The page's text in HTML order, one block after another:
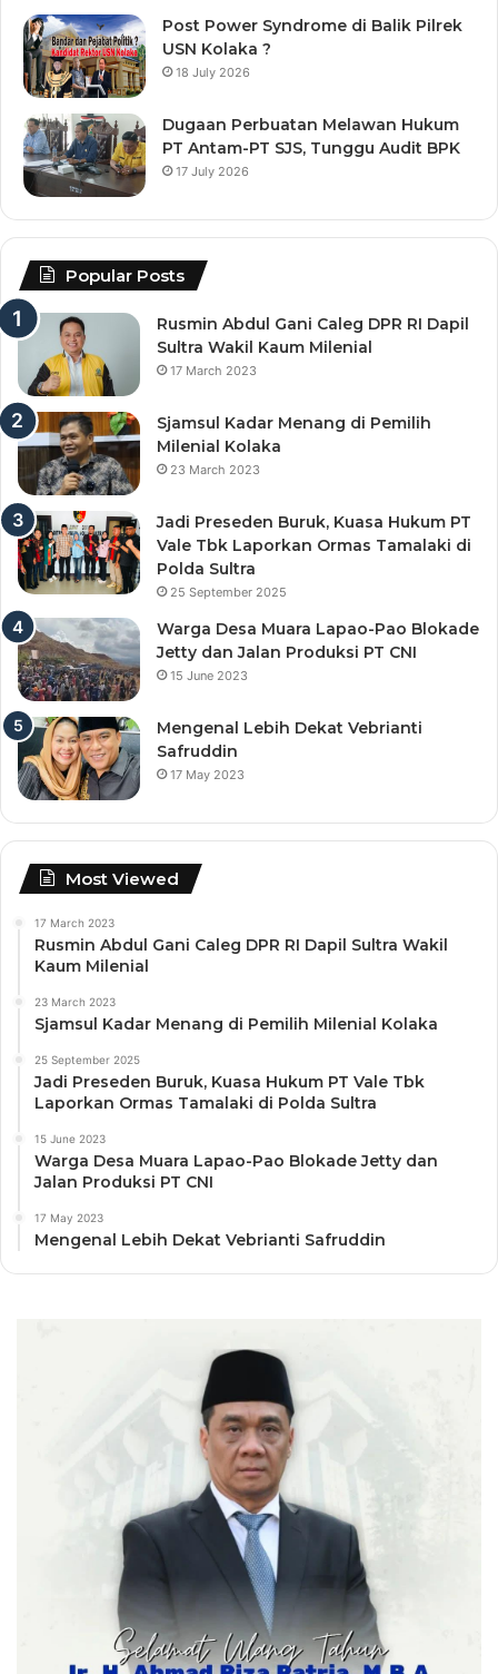
Post Power Syndrome di Balik Pilrek
USN Kolaka ?
18 July 2026
Dugaan Perbuatan Melawan Hukum
PT Antam-PT SJS, Tunggu Audit BPK
17 July 2026
Popular Posts
Rusmin Abdul Gani Caleg DPR RI Dapil
Sultra Wakil Kaum Milenial
17 March 2023
Sjamsul Kadar Menang di Pemilih
Milenial Kolaka
23 March 2023
Jadi Preseden Buruk, Kuasa Hukum PT
Vale Tbk Laporkan Ormas Tamalaki di
Polda Sultra
25 September 2025
Warga Desa Muara Lapao-Pao Blokade
Jetty dan Jalan Produksi PT CNI
15 June 2023
Mengenal Lebih Dekat Vebrianti
Safruddin
17 May 2023
Most Viewed
17 March 2023
Rusmin Abdul Gani Caleg DPR RI Dapil Sultra Wakil
Kaum Milenial
23 March 2023
Sjamsul Kadar Menang di Pemilih Milenial Kolaka
25 September 2025
Jadi Preseden Buruk, Kuasa Hukum PT Vale Tbk
Laporkan Ormas Tamalaki di Polda Sultra
15 June 2023
Warga Desa Muara Lapao-Pao Blokade Jetty dan
Jalan Produksi PT CNI
17 May 2023
Mengenal Lebih Dekat Vebrianti Safruddin